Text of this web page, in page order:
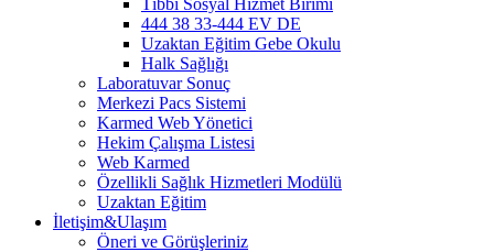
444 38 33-444 EV DE
Uzaktan Eğitim Gebe Okulu
Halk Sağlığı
Laboratuvar Sonuç
Merkezi Pacs Sistemi
Karmed Web Yönetici
Hekim Çalışma Listesi
Web Karmed
Özellikli Sağlık Hizmetleri Modülü
Uzaktan Eğitim
İletişim&Ulaşım
Öneri ve Görüşleriniz